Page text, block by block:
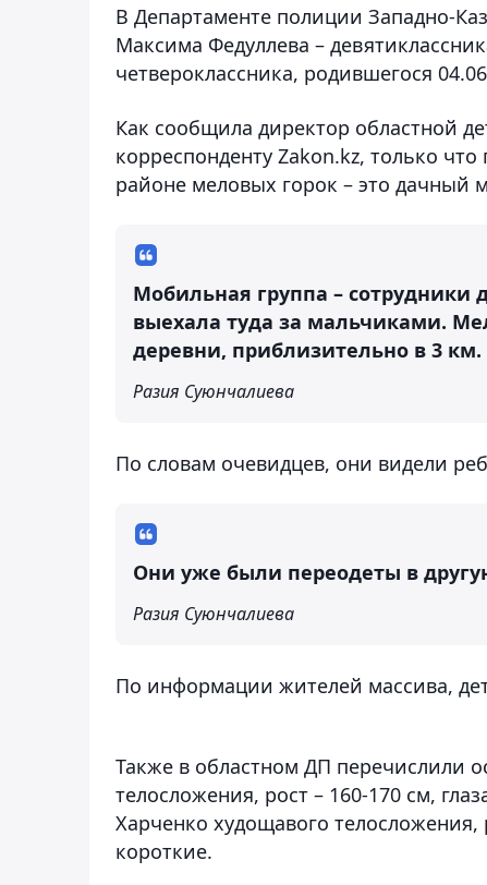
В Департаменте полиции Западно-
Максима Федуллева –
четвероклассника, родившегося
Как сообщила директор областной
корреспонденту Zakon.kz, только
районе меловых горок – это дачный
Мобильная группа –
выехала туда за мальчиками.
деревни, приблизительно в 3 км.
Разия Суюнчалиева
По словам очевидцев, они видели
Они уже были переодеты в
Разия Суюнчалиева
По информации жителей массива,
Также в областном ДП перечислили
телосложения, рост – 160-170 см,
Харченко худощавого телосложения,
короткие.